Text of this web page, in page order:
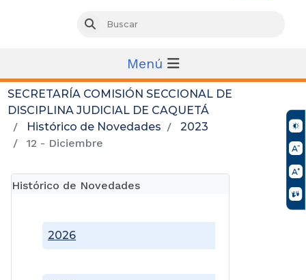
Buscar
Menú
SECRETARÍA COMISIÓN SECCIONAL DE
DISCIPLINA JUDICIAL DE CAQUETÁ
Histórico de Novedades
2023
12 - Diciembre
Histórico de Novedades
2026